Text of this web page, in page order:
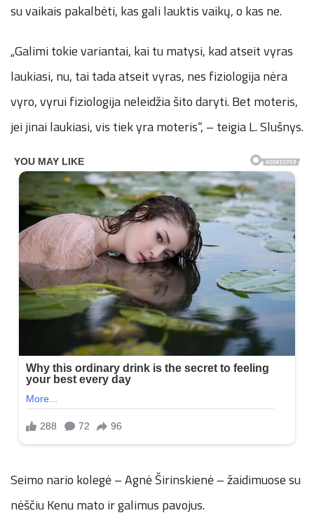
su vaikais pakalbėti, kas gali lauktis vaikų, o kas ne.
„Galimi tokie variantai, kai tu matysi, kad atseit vyras
laukiasi, nu, tai tada atseit vyras, nes fiziologija nėra
vyro, vyrui fiziologija neleidžia šito daryti. Bet moteris,
jei jinai laukiasi, vis tiek yra moteris“, – teigia L. Slušnys.
Seimo nario kolegė – Agnė Širinskienė – žaidimuose su
nėščiu Kenu mato ir galimus pavojus.